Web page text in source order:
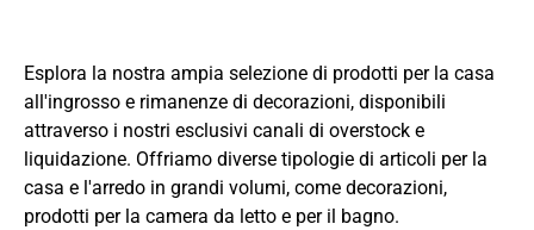
Esplora la nostra ampia selezione di prodotti per la casa
all'ingrosso e rimanenze di decorazioni, disponibili
attraverso i nostri esclusivi canali di overstock e
liquidazione. Offriamo diverse tipologie di articoli per la
casa e l'arredo in grandi volumi, come decorazioni,
prodotti per la camera da letto e per il bagno.